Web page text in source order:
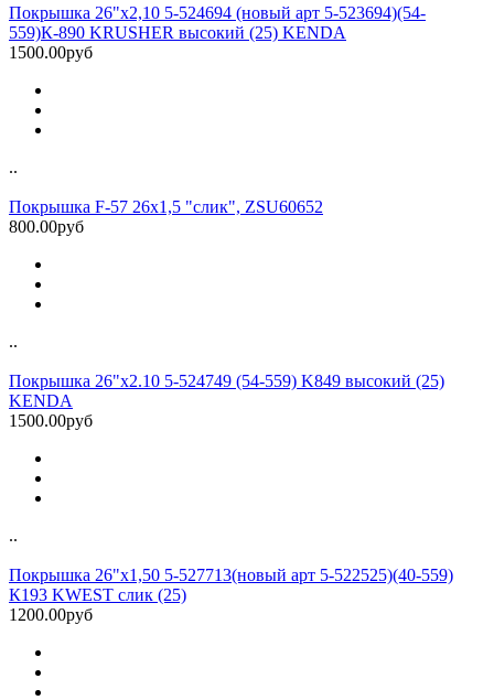
Покрышка 26"x2,10 5-524694 (новый арт 5-523694)(54-
559)К-890 KRUSHER высокий (25) KENDA
1500.00руб
..
Покрышка F-57 26x1,5 "слик", ZSU60652
800.00руб
..
Покрышка 26"х2.10 5-524749 (54-559) K849 высокий (25)
KENDA
1500.00руб
..
Покрышка 26"х1,50 5-527713(новый арт 5-522525)(40-559)
К193 KWEST слик (25)
1200.00руб